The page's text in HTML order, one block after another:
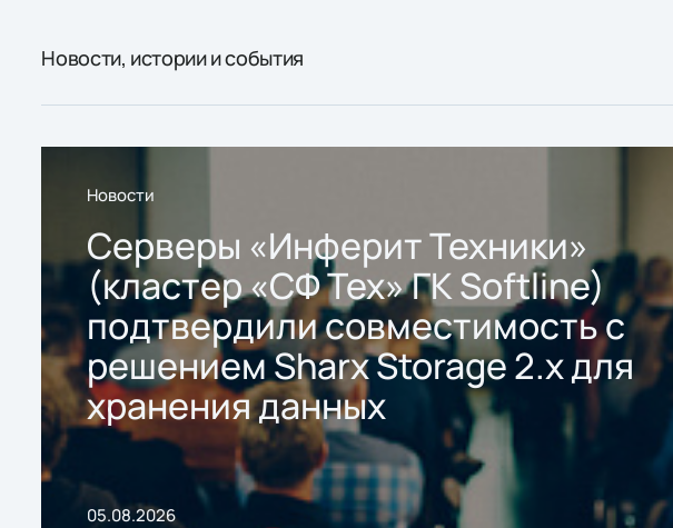
Новости, истории и события
Новости
Серверы «Инферит Техники»
(кластер «СФ Тех» ГК Softline)
подтвердили совместимость с
решением Sharx Storage 2.x для
хранения данных
05.08.2026